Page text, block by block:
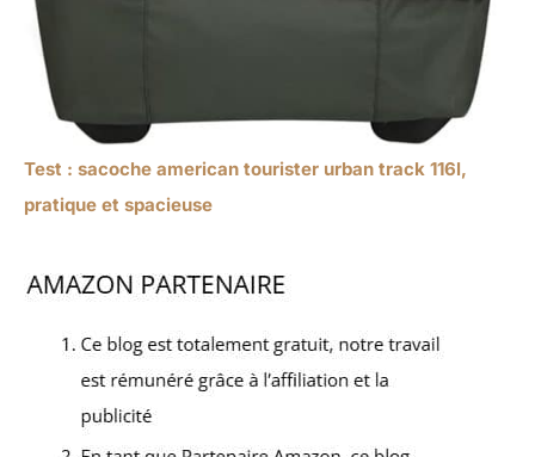
Test : sacoche american tourister urban track 116l,
pratique et spacieuse